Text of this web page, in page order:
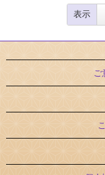
表示
ご